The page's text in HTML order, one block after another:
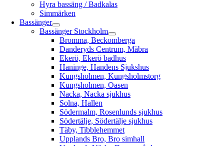
Hyra bassäng / Badkalas
Simmärken
Bassänger
Bassänger Stockholm
Bromma, Beckomberga
Danderyds Centrum, Måbra
Ekerö, Ekerö badhus
Haninge, Handens Sjukshus
Kungsholmen, Kungsholmstorg
Kungsholmen, Oasen
Nacka, Nacka sjukhus
Solna, Hallen
Södermalm, Rosenlunds sjukhus
Södertälje, Södertälje sjukhus
Täby, Tibblehemmet
Upplands Bro, Bro simhall